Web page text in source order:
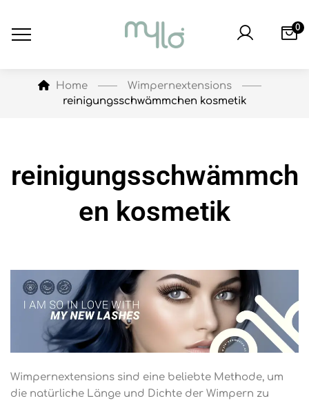
0
Home
Wimpernextensions
reinigungsschwämmchen kosmetik
reinigungsschwämmch
en kosmetik
Wimpernextensions sind eine beliebte Methode, um
die natürliche Länge und Dichte der Wimpern zu